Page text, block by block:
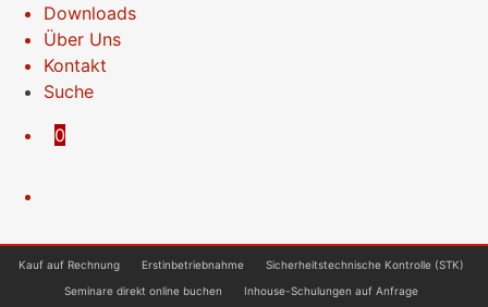
Downloads
Über Uns
Kontakt
Suche
0
Kauf auf Rechnung Erstinbetriebnahme
Sicherheitstechnische Kontrolle (STK)
Seminare direkt online buchen
Inhouse-Schulungen auf Anfrage